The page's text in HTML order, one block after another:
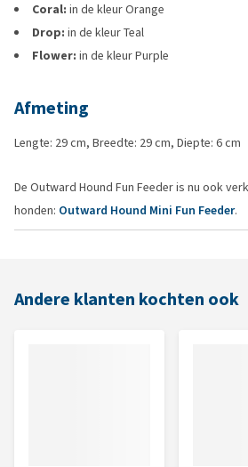
Coral: in de kleur Orange
Drop: in de kleur Teal
Flower: in de kleur Purple
Afmeting
Lengte: 29 cm, Breedte: 29 cm, Diepte: 6 cm
De Outward Hound Fun Feeder is nu ook
honden: Outward Hound Mini Fun Feeder.
Andere klanten kochten ook